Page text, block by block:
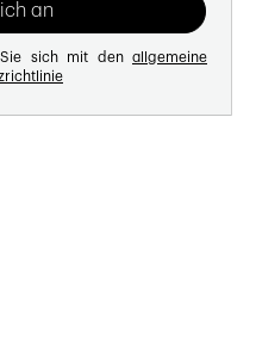
sich mit den allgemeine